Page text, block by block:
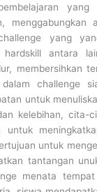
yang
menggabungkan
yang
antara
membersihkan
challenge
untuk
kelebihan, cita-
untuk
untuk
tantangan
menata